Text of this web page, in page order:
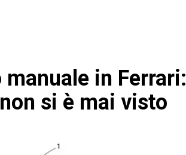
in Ferrari:
si è mai visto